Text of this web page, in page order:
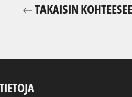
TAKAISIN